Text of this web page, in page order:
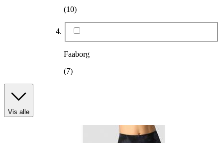
(10)
Faaborg
(7)
Vis alle